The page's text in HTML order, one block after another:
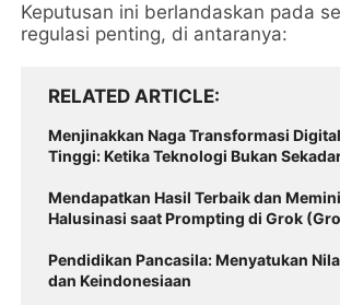
Keputusan ini berlandaskan pada
regulasi penting, di antaranya:
RELATED ARTICLE
Menjinakkan Naga Transformasi
Tinggi: Ketika Teknologi Bukan
Mendapatkan Hasil Terbaik dan
Halusinasi saat Prompting di Grok
Pendidikan Pancasila: Menyatukan
dan Keindonesiaan